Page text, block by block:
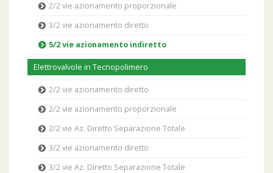
2/2 vie azionamento proporzionale
3/2 vie azionamento diretto
5/2 vie azionamento indiretto
Elettrovalvole in Tecnopolimero
2/2 vie azionamento diretto
2/2 vie azionamento proporzionale
2/2 vie Az. Diretto Separazione Totale
3/2 vie azionamento diretto
3/2 vie Az. Diretto Separazione Totale